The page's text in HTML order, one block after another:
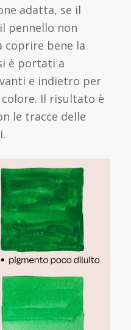
adatta, se il
pennello non
coprire bene la
è portati a
e indietro per
Il risultato è
le tracce delle